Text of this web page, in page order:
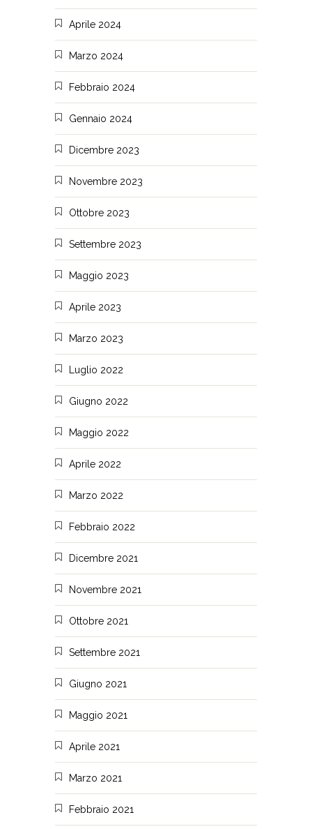
Aprile 2024
Marzo 2024
Febbraio 2024
Gennaio 2024
Dicembre 2023
Novembre 2023
Ottobre 2023
Settembre 2023
Maggio 2023
Aprile 2023
Marzo 2023
Luglio 2022
Giugno 2022
Maggio 2022
Aprile 2022
Marzo 2022
Febbraio 2022
Dicembre 2021
Novembre 2021
Ottobre 2021
Settembre 2021
Giugno 2021
Maggio 2021
Aprile 2021
Marzo 2021
Febbraio 2021